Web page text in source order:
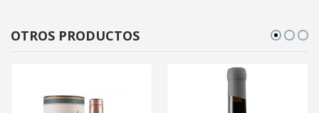
OTROS PRODUCTOS